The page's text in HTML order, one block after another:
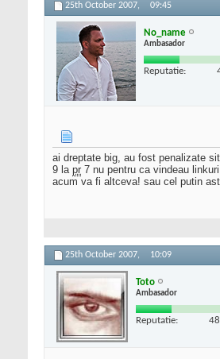
25th October 2007, 09:45
No_name
Ambasador
Reputatie:
ai dreptate big, au fost penalizate
9 la pr 7 nu pentru ca vindeau
acum va fi altceva! sau cel putin
25th October 2007, 10:09
Toto
Ambasador
Reputatie: 48